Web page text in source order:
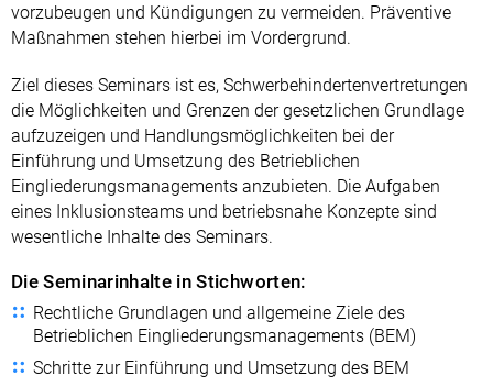
vorzubeugen und Kündigungen zu vermeiden. Präventive
Maßnahmen stehen hierbei im Vordergrund.
Ziel dieses Seminars ist es, Schwerbehindertenvertretungen
die Möglichkeiten und Grenzen der gesetzlichen Grundlage
aufzuzeigen und Handlungsmöglichkeiten bei der
Einführung und Umsetzung des Betrieblichen
Eingliederungsmanagements anzubieten. Die Aufgaben
eines Inklusionsteams und betriebsnahe Konzepte sind
wesentliche Inhalte des Seminars.
Die Seminarinhalte in Stichworten:
Rechtliche Grundlagen und allgemeine Ziele des
Betrieblichen Eingliederungsmanagements (BEM)
Schritte zur Einführung und Umsetzung des BEM